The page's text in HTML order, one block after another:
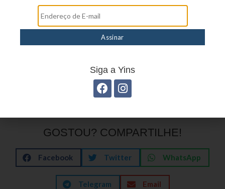
przyjemne, dopracowane detale. To osobiste
doświadczenie: od komfortu użytkowania przez
tempo gry aż po towarzyszące emocje —
wszystkie te elementy składają się na to, czy
GOSTOU? COMPARTILHE!
Facebook Twitter WhatsApp
Telegram Email
Siga a Yins